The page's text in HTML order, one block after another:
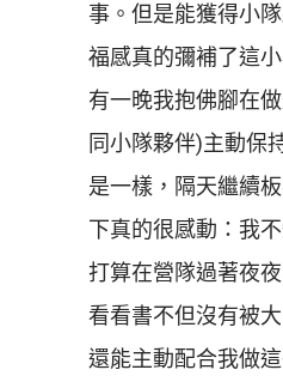
事。但是能獲得小
福感真的彌補了這
有一晚我抱佛腳在
同小隊夥伴)主動保
是一樣，隔天繼續
下真的很感動：我
打算在營隊過著夜
看看書不但沒有被
還能主動配合我做